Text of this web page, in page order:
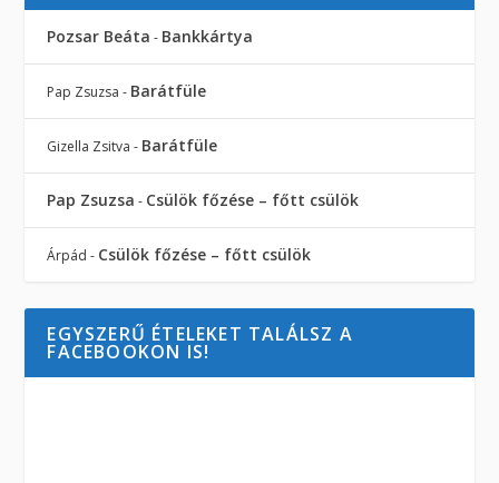
Pozsar Beáta - Bankkártya
Pap Zsuzsa - Barátfüle
Gizella Zsitva - Barátfüle
Pap Zsuzsa - Csülök főzése – főtt csülök
Árpád - Csülök főzése – főtt csülök
EGYSZERŰ ÉTELEKET TALÁLSZ A
FACEBOOKON IS!